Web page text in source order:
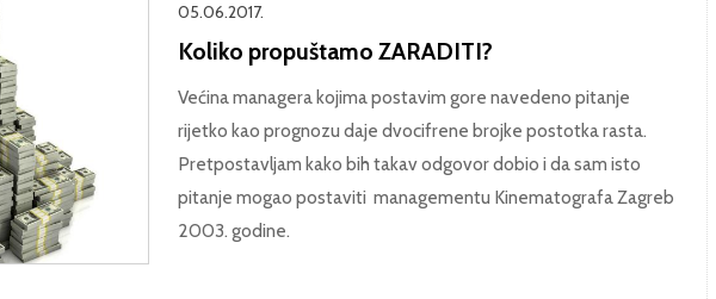
05.06.2017.
Koliko propuštamo ZARADITI?
Većina managera kojima postavim gore navedeno pitanje
rijetko kao prognozu daje dvocifrene brojke postotka rasta.
Pretpostavljam kako bih takav odgovor dobio i da sam isto
pitanje mogao postaviti managementu Kinematografa Zagreb
2003. godine.